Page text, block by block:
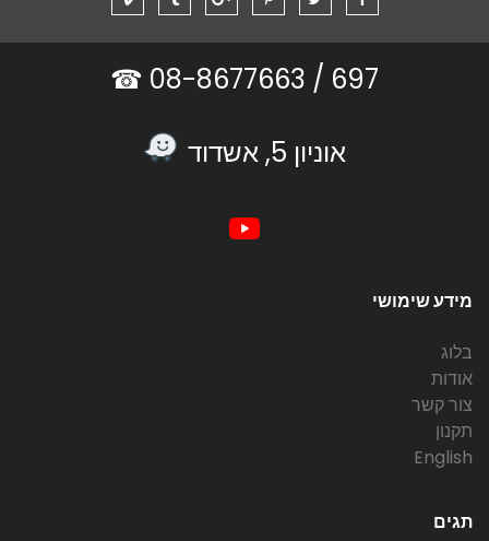
697 /
אוניון 5, אשדוד
מידע שימושי
בלוג
אודות
צור קשר
תקנון
English
תגים